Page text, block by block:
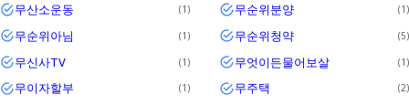
무산소운동 1 무순위분양 1
무순위아님 1 무순위청약 5
무신사TV 1 무엇이든물어보살 1
무이자할부 1 무주택 2